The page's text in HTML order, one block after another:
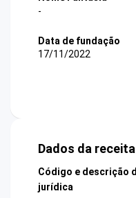
-
Data de fundação
17/11/2022
Dados da
Código e descrição
jurídica